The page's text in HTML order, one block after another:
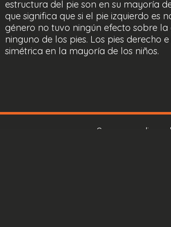
estructura del pie son en su mayoría
que significa que si el pie izquierdo es
género no tuvo ningún efecto sobre
ninguno de los pies. Los pies derecho
simétrica en la mayoría de los niños.
Sensor medica srl